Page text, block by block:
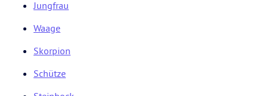
Jungfrau
Waage
Skorpion
Schütze